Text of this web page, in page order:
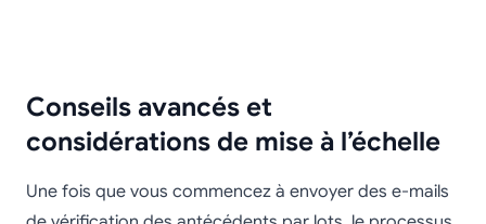
Conseils avancés et
considérations de mise à l’échelle
Une fois que vous commencez à envoyer des e-mails